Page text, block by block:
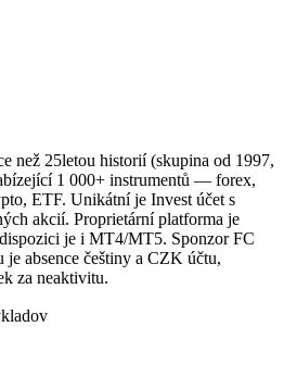
než 25letou historií (skupina od 1997,
1 000+ instrumentů — forex,
ETF. Unikátní je Invest účet s
akcií. Proprietární platforma je
je i MT4/MT5. Sponzor FC
absence češtiny a CZK účtu,
za neaktivitu.